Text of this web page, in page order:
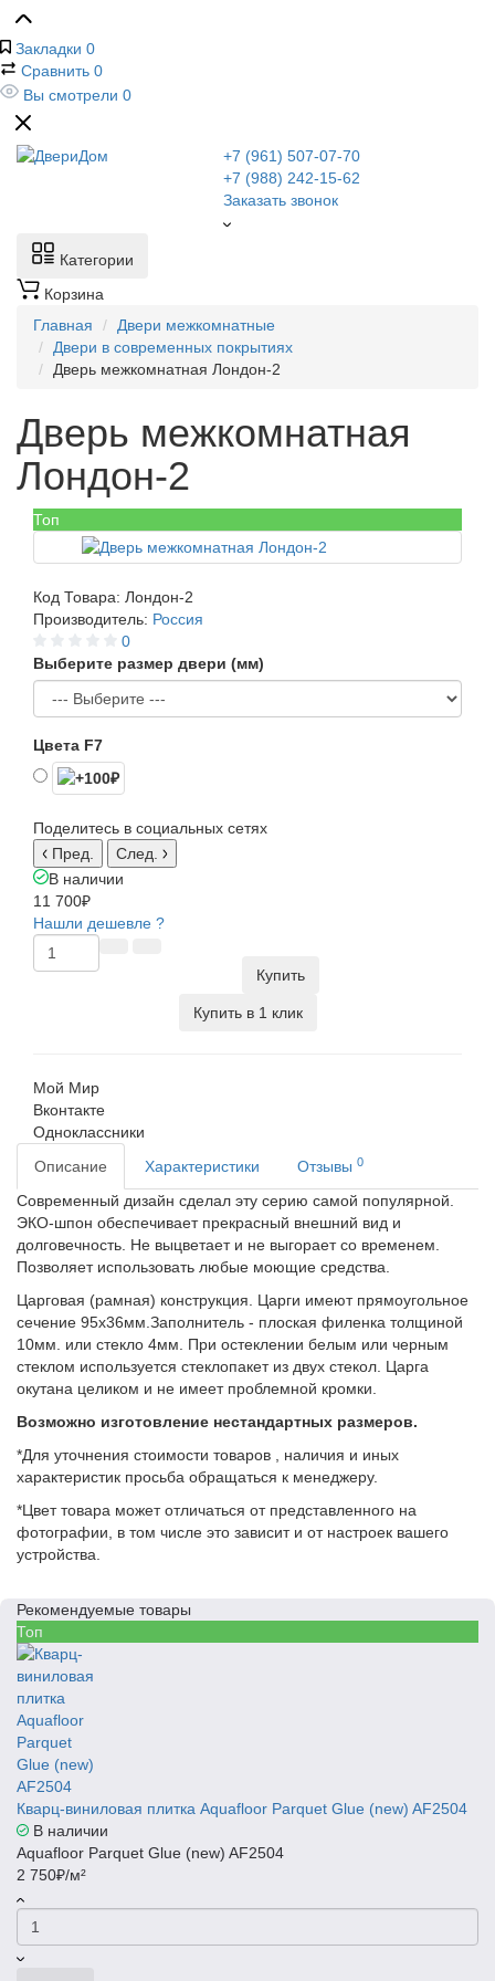
Закладки 0
Сравнить 0
Вы смотрели 0
+7 (961) 507-07-70
+7 (988) 242-15-62
Заказать звонок
Категории
Корзина
Главная
Двери межкомнатные
Двери в современных покрытиях
Дверь межкомнатная Лондон-2
Дверь межкомнатная
Лондон-2
Топ
Код Товара: Лондон-2
Производитель: Россия
0
Выберите размер двери (мм)
Цвета F7
Поделитесь в социальных сетях
Пред.
След.
В наличии
11 700₽
Нашли дешевле ?
Купить
Купить в 1 клик
Мой Мир
Вконтакте
Одноклассники
Описание
Характеристики Отзывы 0
Современный дизайн сделал эту серию самой популярной.
ЭКО-шпон обеспечивает прекрасный внешний вид и
долговечность. Не выцветает и не выгорает со временем.
Позволяет использовать любые моющие средства.
Царговая (рамная) конструкция. Царги имеют прямоугольное
сечение 95х36мм.Заполнитель - плоская филенка толщиной
10мм. или стекло 4мм. При остеклении белым или черным
стеклом используется стеклопакет из двух стекол. Царга
окутана целиком и не имеет проблемной кромки.
Возможно изготовление нестандартных размеров.
*Для уточнения стоимости товаров , наличия и иных
характеристик просьба обращаться к менеджеру.
*Цвет товара может отличаться от представленного на
фотографии, в том числе это зависит и от настроек вашего
устройства.
Рекомендуемые товары
Топ
Кварц-виниловая плитка Aquafloor Parquet Glue (new) AF2504
В наличии
Aquafloor Parquet Glue (new) AF2504
2 750₽/м²